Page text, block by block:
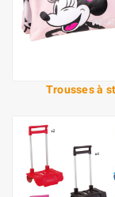
Trousses à